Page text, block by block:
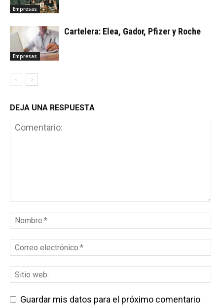
Empresas
Empresas
Cartelera: Elea, Gador, Pfizer y Roche
DEJA UNA RESPUESTA
Guardar mis datos para el próximo comentario